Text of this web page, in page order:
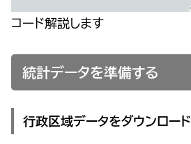
コード解説します
統計データを準備する
行政区域データをダウンロード